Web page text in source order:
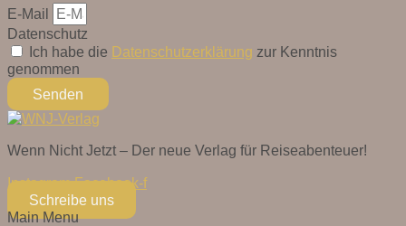
E-Mail
Datenschutz
Ich habe die Datenschutzerklärung zur Kenntnis
genommen
Senden
Wenn Nicht Jetzt – Der neue Verlag für Reiseabenteuer!
Instagram Facebook-f
Schreibe uns
Main Menu